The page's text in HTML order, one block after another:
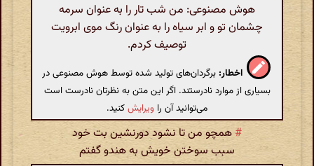
هوش مصنوعی: من شب تار را به عنوان سرمه
چشمان تو و ابر سیاه را به عنوان رنگ موی ابرویت
توصیف کردم.
اخطار: برگردان‌های تولید شده توسط هوش مصنوعی در
بسیاری از موارد نادرستند. اگر این متن به نظرتان نادرست است
می‌توانید آن را ویرایشکنید.
# همچو من تا نشود دورنشین بت خود
سبب سوختن خویش به هندو گفتم